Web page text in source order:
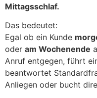
Mittagsschlaf.
Das bedeutet:
Egal ob ein Kunde
oder am Wochenende
Anruf entgegen, führt
beantwortet
Anliegen oder bucht